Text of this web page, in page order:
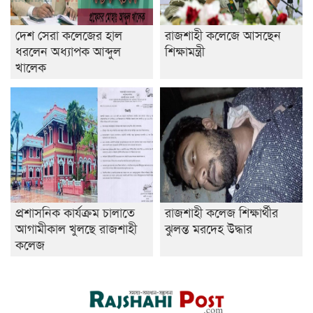
দেশ সেরা কলেজের হাল
ধরলেন অধ্যাপক আব্দুল
খালেক
রাজশাহী কলেজে আসছেন
শিক্ষামন্ত্রী
প্রশাসনিক কার্যক্রম চালাতে
আগামীকাল খুলছে রাজশাহী
কলেজ
রাজশাহী কলেজ শিক্ষার্থীর
ঝুলন্ত মরদেহ উদ্ধার